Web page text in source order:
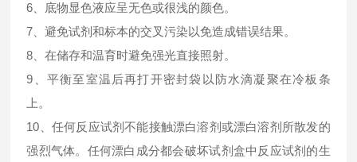
6、底物显色液应呈无色或很浅的颜色。
7、避免试剂和标本的交叉污染以免造成错误结果。
8、在储存和温育时避免强光直接照射。
9、平衡至室温后再打开密封袋以防水滴凝聚在冷板条
上。
10、任何反应试剂不能接触漂白溶剂或漂白溶剂所散发的
强烈气体。任何漂白成分都会破坏试剂盒中反应试剂的生